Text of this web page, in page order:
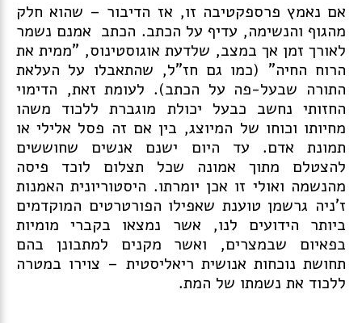
אם נאמץ פרספקטיבה זו, אז הדיבור – שהוא חלק
מהגוף והנשימה, עדיף על הכתב. הכתב אמנם נשמר
לאורך זמן אך במצב, שלדעת אוגוסטינוס, "ממית את
הרוח החיה" (כמו גם חז"ל, שהתאבלו על העלאת
התורה שבעל-פה על הכתב). לעומת זאת, הדימוי
החזותי נחשב כבעל יכולת מוגברת ללכוד משהו
מחיותו וכוחו של המיוצג, בין אם זה פסל אלילי או
תמונת אדם. עד היום ישנם אנשים שחוששים
להצטלם מתוך אמונה שכל תצלום לוכד פיסה
מהנשמה ואולי זו אכן יומרתו. היסטוריונית האמנות
ז'ניה גרשמן טוענת שאפילו הפורטרטים המוקדמים
ביותר הידועים לנו, אשר נמצאו בקברי מומיות
בפאיום שבמצרים, ואשר מקנים למתבונן בהם
תחושת נוכחות אנושית ריאליסטית – צוירו במטרה
ללכוד את נשמתו של המת.